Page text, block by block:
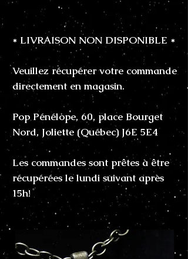
* LIVRAISON NON DISPONIBLE *
Veuillez récupérer votre commande
directement en magasin.
Pop Pénélope, 60, place Bourget
Nord, Joliette (Québec) J6E 5E4
Les commandes sont prêtes à être
récupérées le lundi suivant après
15h!